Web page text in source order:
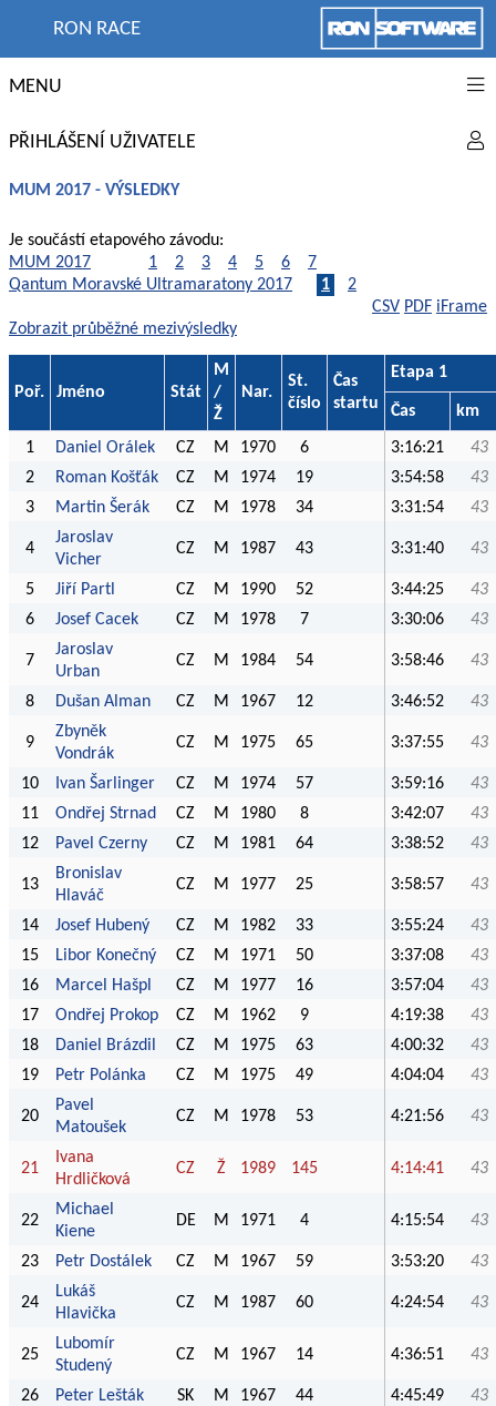
RON RACE
MENU
PŘIHLÁŠENÍ UŽIVATELE
MUM 2017 - VÝSLEDKY
Je součástí etapového závodu:
MUM 2017
1 2 3 4 5 6
7
Qantum Moravské Ultramaratony 2017
1
2
CSV PDF iFrame
Zobrazit průběžné mezivýsledky
Poř. Jméno Stát
M
/
Ž
Nar.
St.
číslo
Čas
startu
Etapa 1
Čas km
1 Daniel Orálek CZ M 1970 6 3:16:21
43
2
Roman Košťák CZ M 1974 19 3:54:58
43
3
Martin Šerák CZ M 1978 34 3:31:54 43
4
Jaroslav
Vicher
CZ M 1987 43 3:31:40 43
5 Jiří Partl CZ M 1990 52 3:44:25
43
6
Josef Cacek CZ M 1978 7 3:30:06 43
7
Jaroslav
Urban
CZ M 1984 54 3:58:46 43
8 Dušan Alman CZ M 1967 12 3:46:52 43
9
Zbyněk
Vondrák
CZ M 1975 65 3:37:55 43
10 Ivan Šarlinger CZ M 1974 57 3:59:16
43
11
Ondřej Strnad CZ M 1980 8 3:42:07
43
12
Pavel Czerny CZ M 1981 64 3:38:52 43
13
Bronislav
Hlaváč
CZ M 1977 25 3:58:57 43
14 Josef Hubený CZ M 1982 33 3:55:24
43
15
Libor Konečný CZ M 1971 50 3:37:08
43
16
Marcel Hašpl CZ M 1977 16 3:57:04
43
17
Ondřej Prokop CZ M 1962 9 4:19:38
43
18
Daniel Brázdil CZ M 1975 63 4:00:32
43
19
Petr Polánka CZ M 1975 49 4:04:04 43
20
Pavel
Matoušek
CZ M 1978 53 4:21:56 43
21
Ivana
Hrdličková
CZ Ž 1989 145 4:14:41 43
22
Michael
Kiene
DE M 1971 4 4:15:54 43
23 Petr Dostálek CZ M 1967 59 3:53:20 43
24
Lukáš
Hlavička
CZ M 1987 60 4:24:54 43
25
Lubomír
Studený
CZ M 1967 14 4:36:51 43
26 Peter Lešták SK M 1967 44 4:45:49 43